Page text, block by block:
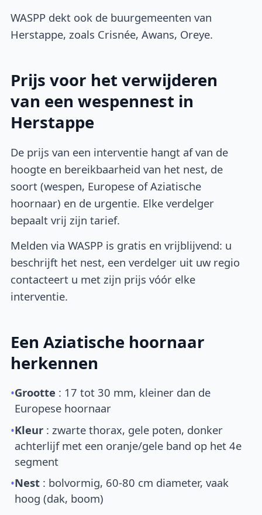
WASPP dekt ook de buurgemeenten van
Herstappe, zoals Crisnée, Awans, Oreye.
Prijs voor het verwijderen
van een wespennest in
Herstappe
De prijs van een interventie hangt af van de
hoogte en bereikbaarheid van het nest, de
soort (wespen, Europese of Aziatische
hoornaar) en de urgentie. Elke verdelger
bepaalt vrij zijn tarief.
Melden via WASPP is gratis en vrijblijvend: u
beschrijft het nest, een verdelger uit uw regio
contacteert u met zijn prijs vóór elke
interventie.
Een Aziatische hoornaar
herkennen
•Grootte : 17 tot 30 mm, kleiner dan de
Europese hoornaar
•Kleur : zwarte thorax, gele poten, donker
achterlijf met een oranje/gele band op het 4e
segment
•Nest : bolvormig, 60-80 cm diameter, vaak
hoog (dak, boom)